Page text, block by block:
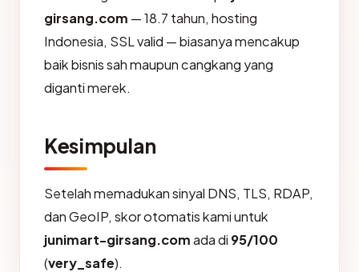
girsang.com — 18.7 tahun, hosting
Indonesia, SSL valid — biasanya mencakup
baik bisnis sah maupun cangkang yang
diganti merek.
Kesimpulan
Setelah memadukan sinyal DNS, TLS, RDAP,
dan GeoIP, skor otomatis kami untuk
junimart-girsang.comada di 95/100
(very_safe).